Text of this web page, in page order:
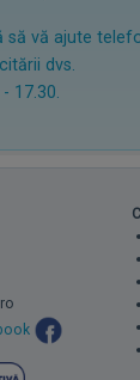
să vă ajute
dvs.
17.30.